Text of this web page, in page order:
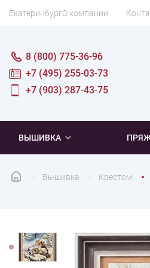
ЕкатеринбургО компании
8 (800) 775-36-96
+7 (495) 255-03-73
+7 (903) 287-43-75
ВЫШИВКА
Вышивка Крестом